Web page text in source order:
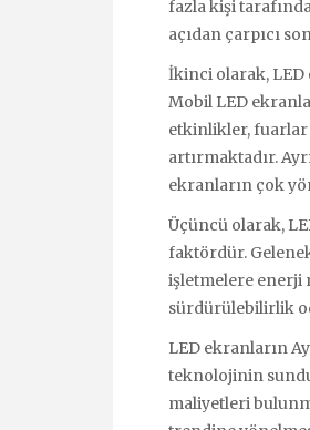
fazla kişi
açıdan çarpıcı
İkinci olarak,
Mobil LED
etkinlikler, fuarlar
artırmaktadır.
ekranların çok
Üçüncü olarak,
faktördür.
işletmelere enerji
sürdürülebilirlik
LED ekranların
teknolojinin
maliyetleri